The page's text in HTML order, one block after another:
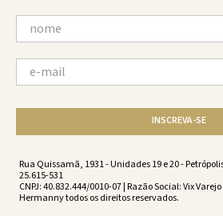
INSCREVA-SE
Rua Quissamã, 1931 - Unidades 19 e 20 -
25.615-531
CNPJ: 40.832.444/0010-07 | Razão Social: Vix
Hermanny todos os direitos reservados.